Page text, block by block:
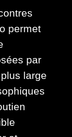
permet
par
large